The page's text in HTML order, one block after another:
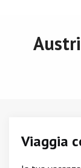
Viaggia